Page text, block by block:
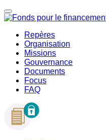
Repères
Organisation
Missions
Gouvernance
Documents
Focus
FAQ